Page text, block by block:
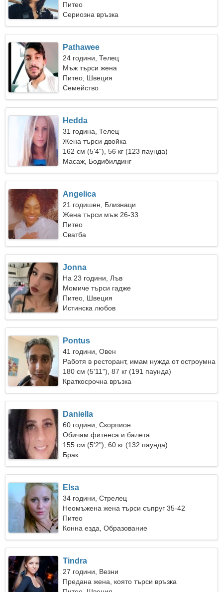
караме ски заедно
Питео
Сериозна връзка
Pathawee
24 години, Телец
Мъж търси жена
Питео, Швеция
Семейство
Hedda
31 година, Телец
Жена търси двойка
162 см (5'4"), 56 кг (123 паунда)
Масаж, Бодибилдинг
Angelica
21 годишен, Близнаци
Жена търси мъж 26-33
Питео
Сватба
Jonna
На 23 години, Лъв
Момиче търси гадже
Питео, Швеция
Истинска любов
Pontus
41 години, Овен
Работя в ресторант, имам нужда от остроумна
жена
180 см (5'11"), 87 кг (191 паунда)
Краткосрочна връзка
Daniella
60 години, Скорпион
Обичам фитнеса и балета
155 см (5'2"), 60 кг (132 паунда)
Брак
Elsa
34 години, Стрелец
Неомъжена жена търси съпруг 35-42
Питео
Конна езда, Образование
Tindra
27 години, Везни
Предана жена, която търси връзка